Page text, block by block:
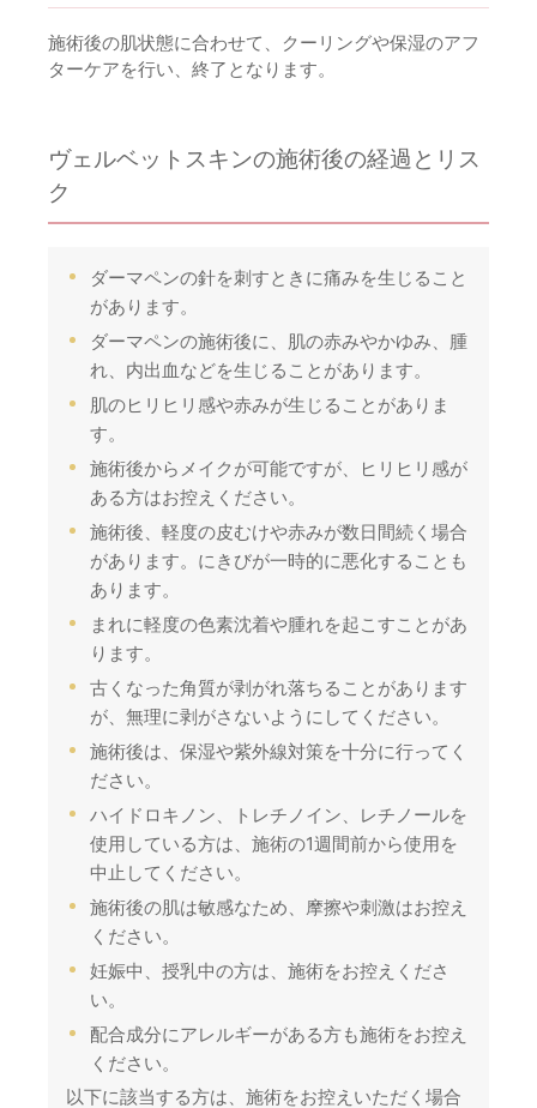
施術後の肌状態に合わせて、クーリングや保湿のアフ
ターケアを行い、終了となります。
ヴェルベットスキンの施術後の経過とリス
ク
ダーマペンの針を刺すときに痛みを生じること
があります。
ダーマペンの施術後に、肌の赤みやかゆみ、腫
れ、内出血などを生じることがあります。
肌のヒリヒリ感や赤みが生じることがありま
す。
施術後からメイクが可能ですが、ヒリヒリ感が
ある方はお控えください。
施術後、軽度の皮むけや赤みが数日間続く場合
があります。にきびが一時的に悪化することも
あります。
まれに軽度の色素沈着や腫れを起こすことがあ
ります。
古くなった角質が剥がれ落ちることがあります
が、無理に剥がさないようにしてください。
施術後は、保湿や紫外線対策を十分に行ってく
ださい。
ハイドロキノン、トレチノイン、レチノールを
使用している方は、施術の1週間前から使用を
中止してください。
施術後の肌は敏感なため、摩擦や刺激はお控え
ください。
妊娠中、授乳中の方は、施術をお控えくださ
い。
配合成分にアレルギーがある方も施術をお控え
ください。
以下に該当する方は、施術をお控えいただく場合